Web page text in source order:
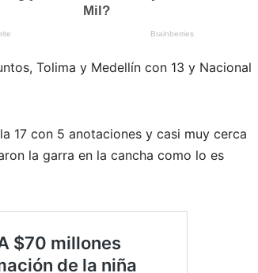
Tolima y Medellín con 13 y Nacional
17 con 5 anotaciones y casi muy cerca
la garra en la cancha como lo es